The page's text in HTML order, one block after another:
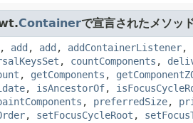
Containerで宣言されたメソッ
, add , add , addContainerListener,
, countComponents ,
, getComponents ,
, isAncestorOf,
, preferredSize,
, setFocusCycleRoot ,